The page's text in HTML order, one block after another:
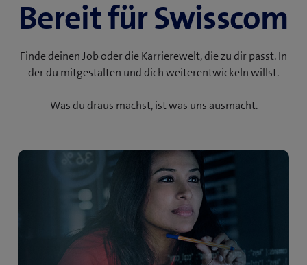
Bereit für Swisscom
Finde deinen Job oder die Karrierewelt, die zu dir passt. In
der du mitgestalten und dich weiterentwickeln willst.
Was du draus machst, ist was uns ausmacht.